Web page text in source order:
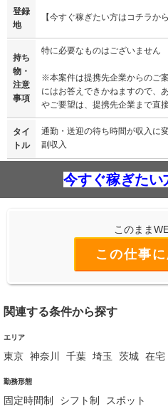
登録
地
【今すぐ稼ぎたい方はコチラか
持ち
物・
注意
事項
特に必要なものはございません
※本案件は提携先企業からのご
にはお答えできかねますので、
やご要望は、提携先企業まで直
タイ
トル
通勤・送迎の待ち時間が収入に
副収入
今すぐ稼ぎたい
このまま
この仕事
関連する条件から探す
エリア
東京 神奈川 千葉 埼玉 茨城 在宅
勤務形態
固定時間制 シフト制 スポット